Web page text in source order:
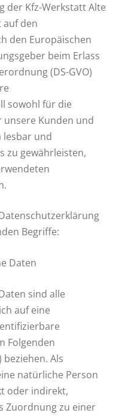
der Kfz-Werkstatt Alte
auf den
den Europäischen
beim Erlass
(DS-GVO)
sowohl für die
unsere Kunden und
lesbar und
zu gewährleisten,
Begriffe:
Daten
sind alle
auf eine
Folgenden
beziehen. Als
natürliche Person
oder indirekt,
Zuordnung zu einer